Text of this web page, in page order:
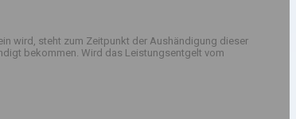
wird, steht zum Zeitpunkt der Aushändigung dieser
bekommen. Wird das Leistungsentgelt vom